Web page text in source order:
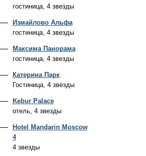
гостиница, 4 звезды
Измайлово Альфа
гостиница, 4 звезды
Максима Панорама
гостиница, 4 звезды
Катерина Парк
Гостиница, 4 звезды
Kebur Palace
отель, 4 звезды
Hotel Mandarin Moscow
4
4 звезды